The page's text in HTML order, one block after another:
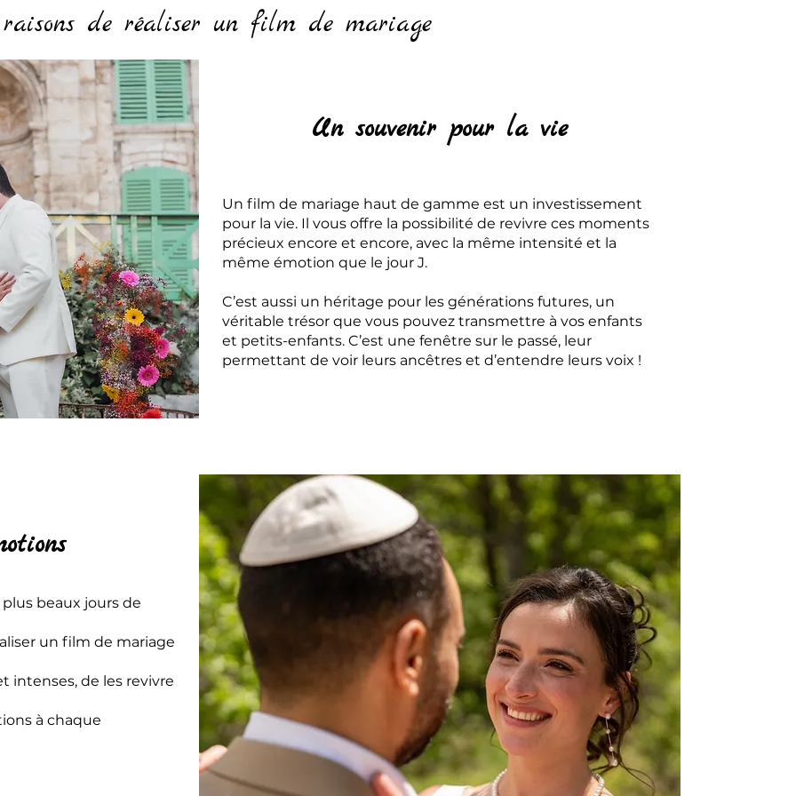
de réaliser un film de mariage
Un souvenir pour la vie
Un film de mariage haut de gamme est un investissement
pour la vie. Il vous offre la possibilité de revivre ces moments
précieux encore et encore, avec la même intensité et la
même émotion que le jour J.
C’est aussi un héritage pour les générations futures, un
véritable trésor que vous pouvez transmettre à vos enfants
et petits-enfants. C’est une fenêtre sur le passé, leur
permettant de voir leurs ancêtres et d’entendre leurs voix !
beaux jours de
un film de mariage
intenses, de les revivre
à chaque